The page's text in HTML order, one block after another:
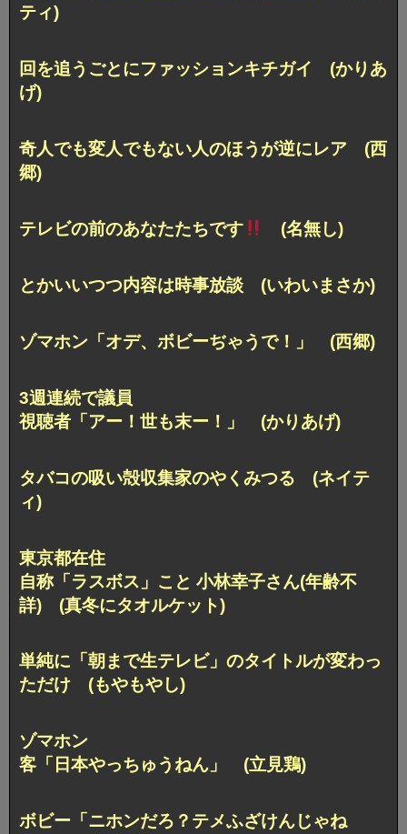
ティ)
回を追うごとにファッションキチガイ (かりあ
げ)
奇人でも変人でもない人のほうが逆にレア (西
郷)
テレビの前のあなたたちです (名無し)
とかいいつつ内容は時事放談 (いわいまさか)
ゾマホン「オデ、ボビーぢゃうで！」 (西郷)
3週連続で議員
視聴者「アー！世も末ー！」 (かりあげ)
タバコの吸い殻収集家のやくみつる (ネイテ
ィ)
東京都在住
自称「ラスボス」こと 小林幸子さん(年齢不
詳) (真冬にタオルケット)
単純に「朝まで生テレビ」 のタイトルが変わっ
ただけ (もやもやし)
ゾマホン
客「日本やっちゅうねん」 (立見鶏)
ボビー「ニホンだろ？テメふざけんじゃね